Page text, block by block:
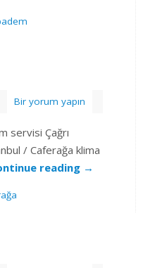
Bir yorum yapın
servisi Çağrı
/ Caferağa klima
reading →